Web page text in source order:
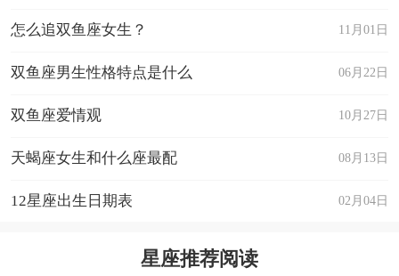
11月01日
怎么追双鱼座女生？
06月22日
双鱼座男生性格特点是什么
10月27日
双鱼座爱情观
08月13日
天蝎座女生和什么座最配
02月04日
12星座出生日期表
星座推荐阅读